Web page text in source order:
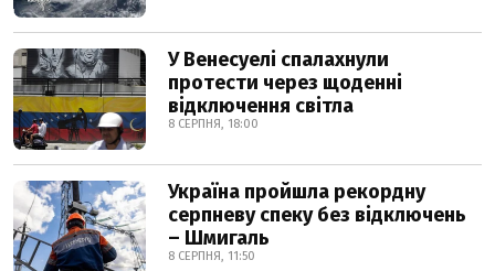
У Венесуелі спалахнули
протести через щоденні
відключення світла
8 СЕРПНЯ, 18:00
Україна пройшла рекордну
серпневу спеку без відключень
– Шмигаль
8 СЕРПНЯ, 11:50